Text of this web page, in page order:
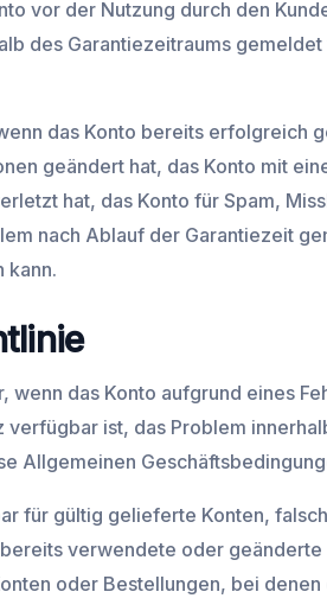
vor der Nutzung durch den
des Garantiezeitraums
das Konto bereits erfolgreich
geändert hat, das Konto mit
hat, das Konto für Spam,
nach Ablauf der Garantiezeit
kann.
wenn das Konto aufgrund eines
ist, das Problem
Allgemeinen
für gültig gelieferte Konten,
verwendete oder
oder Bestellungen, bei